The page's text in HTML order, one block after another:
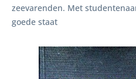
zeevarenden. Met
goede staat